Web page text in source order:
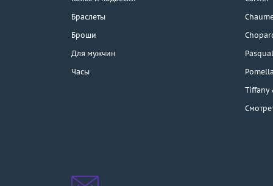
Бесплатная доставка
Браслеты
Броши
Для мужчин
Часы
Tiffany